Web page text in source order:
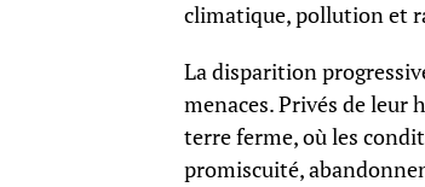
climatique, pollution et
La disparition
menaces. Privés de leur
terre ferme, où les
promiscuité,